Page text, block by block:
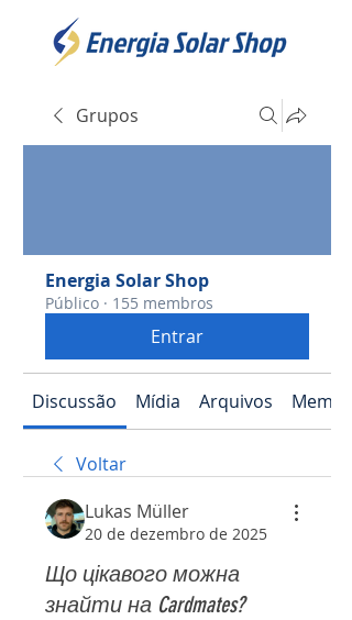
Grupos
Energia Solar Shop
Público · 155 membros
Entrar
Discussão Mídia Arquivos
Voltar
Lukas Müller
20 de dezembro de 2025
Що цікавого можна
знайти на Cardmates?